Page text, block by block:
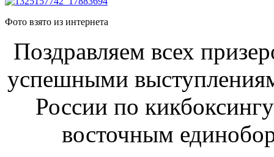
Фото взято из интернета
Поздравляем всех
успешными
России по
восточным